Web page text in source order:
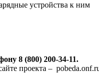
устройства к ним
8 (800) 200-34-11.
проекта –